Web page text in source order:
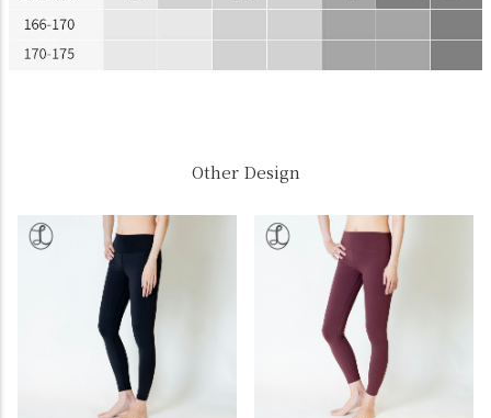
Other Design